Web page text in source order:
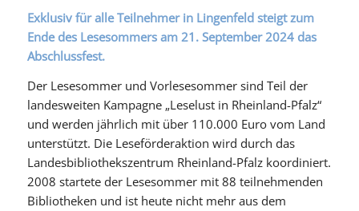
Exklusiv für alle Teilnehmer in Lingenfeld steigt zum
Ende des Lesesommers am 21. September 2024 das
Abschlussfest.
Der Lesesommer und Vorlesesommer sind Teil der
landesweiten Kampagne „Leselust in Rheinland-Pfalz“
und werden jährlich mit über 110.000 Euro vom Land
unterstützt. Die Leseförderaktion wird durch das
Landesbibliothekszentrum Rheinland-Pfalz koordiniert.
2008 startete der Lesesommer mit 88 teilnehmenden
Bibliotheken und ist heute nicht mehr aus dem